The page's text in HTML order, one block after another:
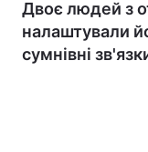
Двоє людей з
налаштували
сумнівні